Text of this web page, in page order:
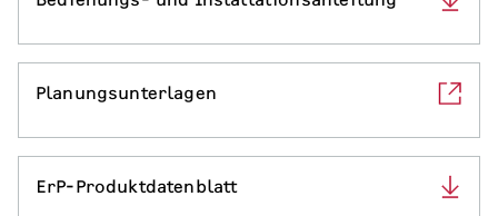
Planungsunterlagen
ErP-Produktdatenblatt